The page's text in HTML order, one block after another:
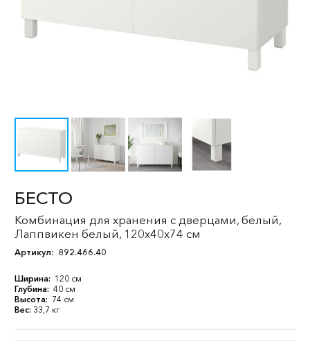
БЕСТО
Комбинация для хранения с дверцами, белый,
Лаппвикен белый, 120x40x74 см
Артикул: 892.466.40
Ширина: 120 см
Глубина: 40 см
Высота: 74 см
Вес: 33,7 кг